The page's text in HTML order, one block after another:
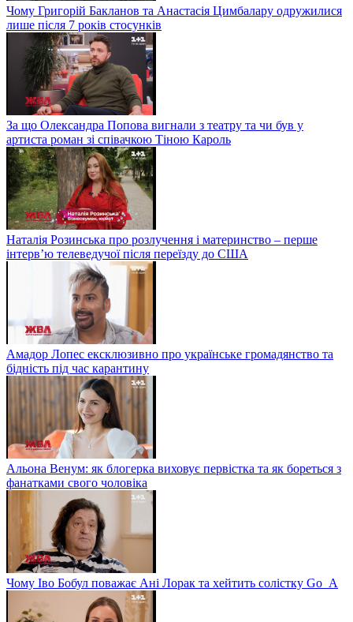
Чому Григорій Бакланов та Анастасія Цимбалару одружилися
лише після 7 років стосунків
За що Олександра Попова вигнали з театру та чи був у
артиста роман зі співачкою Тіною Кароль
Наталія Розинська про розлучення і материнство – перше
інтерв’ю телеведучої після переїзду до США
Амадор Лопес ексклюзивно про українське громадянство та
бідність під час карантину
Альона Венум: як блогерка виховує первістка та як бореться з
фанатками свого чоловіка
Чому Іво Бобул поважає Ані Лорак та хейтить солістку Go_A